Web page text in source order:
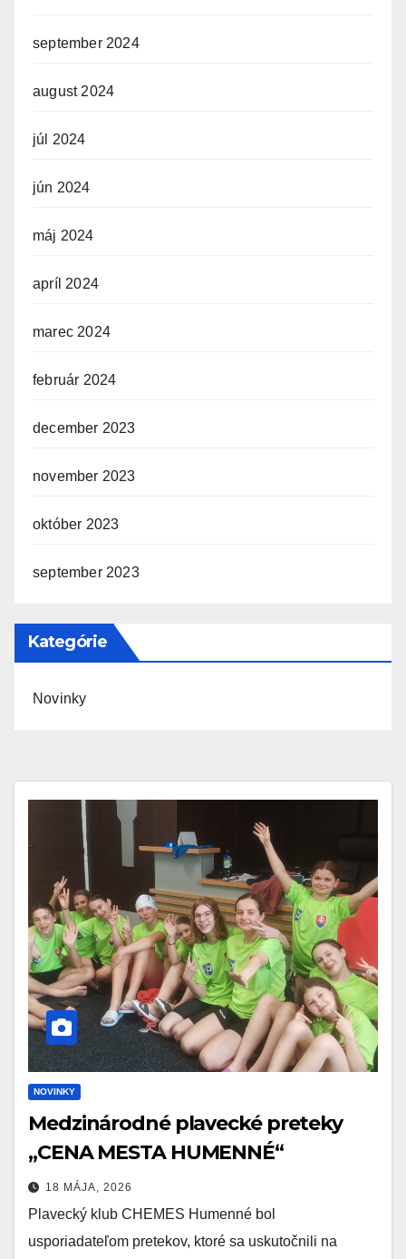
september 2024
august 2024
júl 2024
jún 2024
máj 2024
apríl 2024
marec 2024
február 2024
december 2023
november 2023
október 2023
september 2023
Kategórie
Novinky
NOVINKY
Medzinárodné plavecké preteky
„CENA MESTA HUMENNÉ“
18 MÁJA, 2026
Plavecký klub CHEMES Humenné bol
usporiadateľom pretekov, ktoré sa uskutočnili na